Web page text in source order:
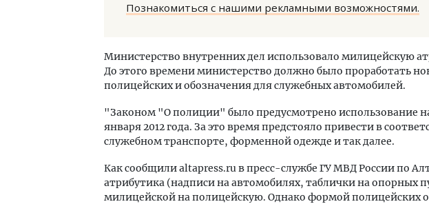
Познакомиться с нашими рекламными возможностями.
Министерство внутренних дел использовало милицейскую
До этого времени министерство должно было проработать
полицейских и обозначения для служебных автомобилей.
"Законом "О полиции" было предусмотрено использование
января 2012 года. За это время предстояло привести в
служебном транспорте, форменной одежде и так далее.
Как сообщили altapress.ru в пресс-службе ГУ МВД России по
атрибутика (надписи на автомобилях, таблички на опорных
милицейской на полицейскую. Однако формой полицейских
ЗИАС — об эстетике городов,
трендах в фасадах и развитии рынка
плитами становится
стандартом